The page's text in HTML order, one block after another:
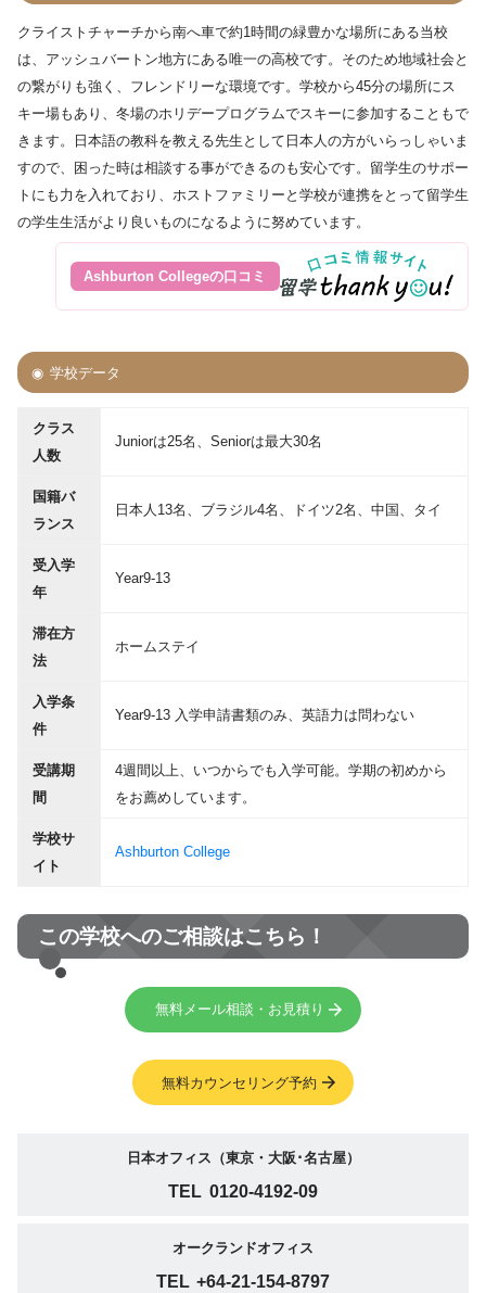
クライストチャーチから南へ車で約1時間の緑豊かな場所にある当校
は、アッシュバートン地方にある唯一の高校です。そのため地域社会と
の繋がりも強く、フレンドリーな環境です。学校から45分の場所にス
キー場もあり、冬場のホリデープログラムでスキーに参加することもで
きます。日本語の教科を教える先生として日本人の方がいらっしゃいま
すので、困った時は相談する事ができるのも安心です。留学生のサポー
トにも力を入れており、ホストファミリーと学校が連携をとって留学生
の学生生活がより良いものになるように努めています。
Ashburton Collegeの口コミ
学校データ
クラス
人数
Juniorは25名、Seniorは最大30名
国籍バ
ランス
日本人13名、ブラジル4名、ドイツ2名、中国、タイ
受入学
年
Year9-13
滞在方
法
ホームステイ
入学条
件
Year9-13 入学申請書類のみ、英語力は問わない
受講期
間
4週間以上、いつからでも入学可能。学期の初めから
をお薦めしています。
学校サ
イト
Ashburton College
この学校へのご相談はこちら！
無料メール相談・お見積り
無料カウンセリング予約
日本オフィス（東京・大阪･名古屋）
TEL 0120-4192-09
オークランドオフィス
TEL +64-21-154-8797